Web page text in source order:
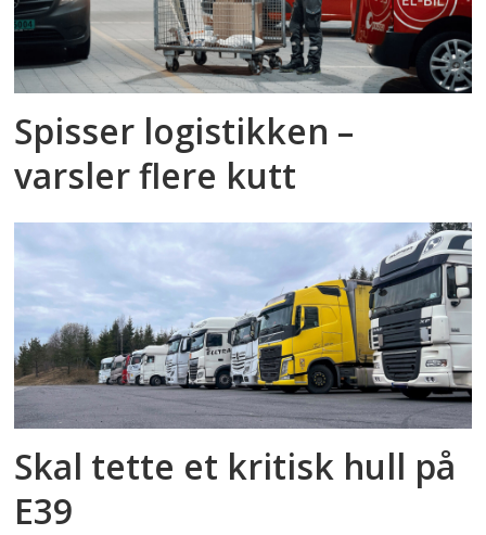
Spisser logistikken –
varsler flere kutt
Skal tette et kritisk hull på
E39